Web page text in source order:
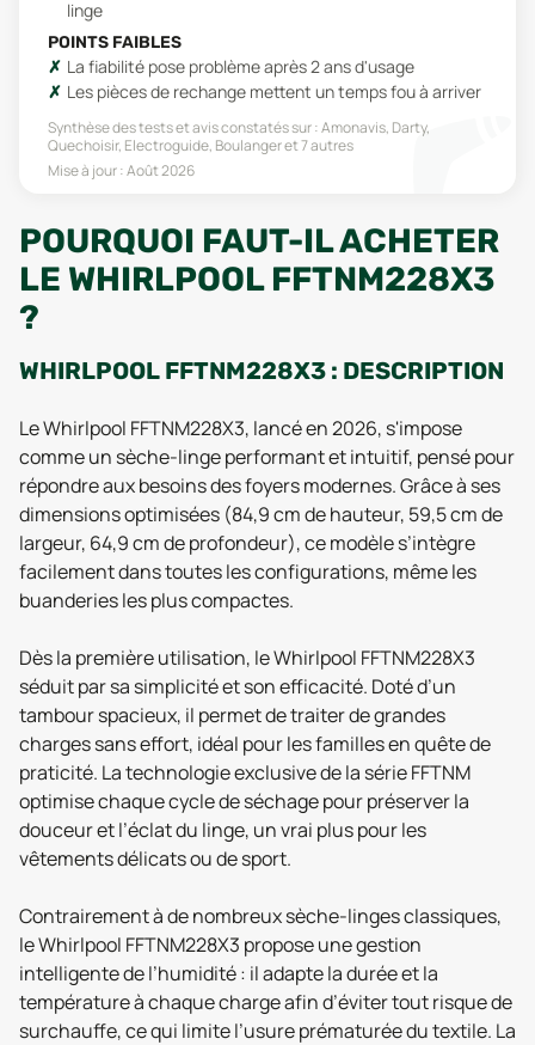
linge
POINTS FAIBLES
La fiabilité pose problème après 2 ans d'usage
Les pièces de rechange mettent un temps fou à arriver
Synthèse des tests et avis constatés sur :Amonavis, Darty,
Quechoisir, Electroguide, Boulangeret 7 autres
Mise à jour :Août 2026
POURQUOI FAUT-IL ACHETER
LE WHIRLPOOL FFTNM228X3
?
WHIRLPOOL FFTNM228X3 : DESCRIPTION
Le Whirlpool FFTNM228X3, lancé en 2026, s'impose
comme un sèche-linge performant et intuitif, pensé pour
répondre aux besoins des foyers modernes. Grâce à ses
dimensions optimisées (84,9 cm de hauteur, 59,5 cm de
largeur, 64,9 cm de profondeur), ce modèle s’intègre
facilement dans toutes les configurations, même les
buanderies les plus compactes.
Dès la première utilisation, le Whirlpool FFTNM228X3
séduit par sa simplicité et son efficacité. Doté d’un
tambour spacieux, il permet de traiter de grandes
charges sans effort, idéal pour les familles en quête de
praticité. La technologie exclusive de la série FFTNM
optimise chaque cycle de séchage pour préserver la
douceur et l’éclat du linge, un vrai plus pour les
vêtements délicats ou de sport.
Contrairement à de nombreux sèche-linges classiques,
le Whirlpool FFTNM228X3 propose une gestion
intelligente de l’humidité : il adapte la durée et la
température à chaque charge afin d’éviter tout risque de
surchauffe, ce qui limite l’usure prématurée du textile. La